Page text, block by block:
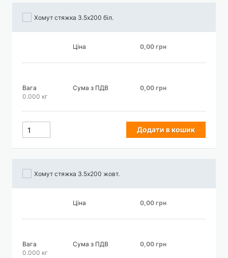
Хомут стяжка 3.5х200 біл.
Ціна 0,00 грн
Вага
0.000 кг
Сума з ПДВ 0,00 грн
Додати в кошик
Хомут стяжка 3.5х200 жовт.
Ціна 0,00 грн
Вага
0.000 кг
Сума з ПДВ 0,00 грн